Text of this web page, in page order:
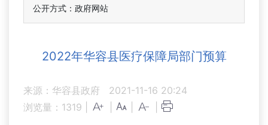
公开方式：政府网站
2022年华容县医疗保障局部门预算
来源：华容县政府
2021-11-16 20:24
浏览量： 1319